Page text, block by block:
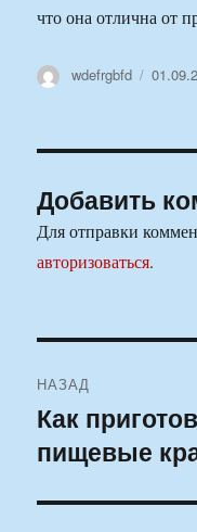
что она отлична от
Автор
wdefrgbfd
Добавить
Для отправки
авторизоваться.
по
записям
НАЗАД
Предыдущая
запись:
Как
пищевые